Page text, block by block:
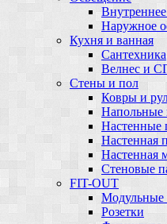
Наружное
Кухня и ванная
Сантехника
Велнес и
Стены и пол
Ковры и
Напольные
Настенные
Настенная
Настенная
Стеновые
FIT-OUT
Модульные
Розетки